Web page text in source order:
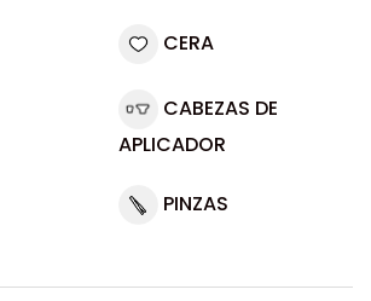
CERA
CABEZAS DE
APLICADOR
PINZAS